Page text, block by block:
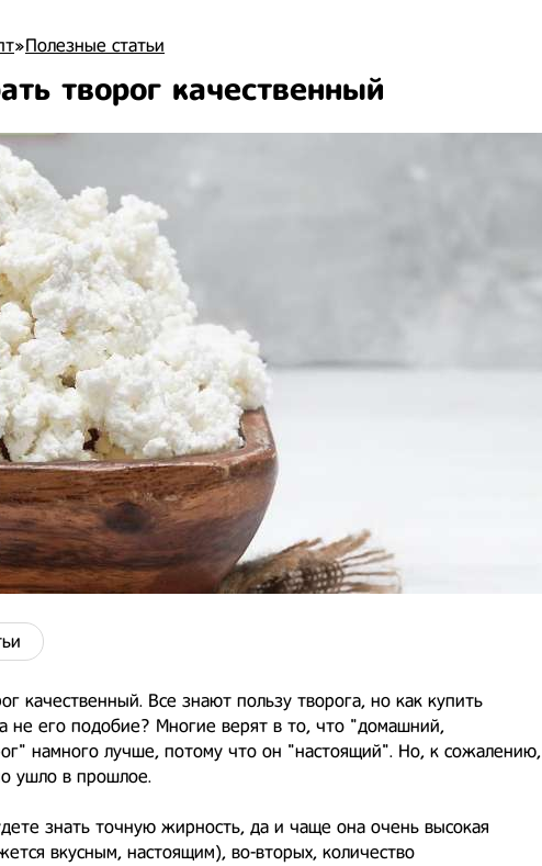
»Полезные статьи
творог качественный
качественный. Все знают пользу творога, но как купить
не его подобие? Многие верят в то, что "домашний,
намного лучше, потому что он "настоящий". Но, к сожалению,
ушло в прошлое.
знать точную жирность, да и чаще она очень высокая
вкусным, настоящим), во-вторых, количество